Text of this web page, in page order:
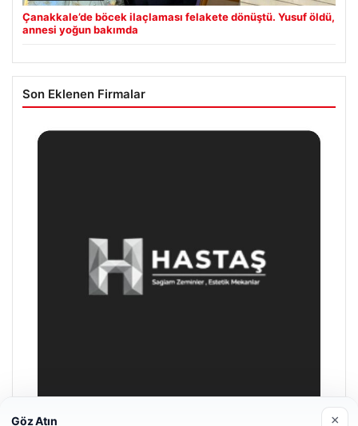
Çanakkale’de böcek ilaçlaması felakete dönüştü. Yusuf öldü,
annesi yoğun bakımda
Son Eklenen Firmalar
Göz Atın ×